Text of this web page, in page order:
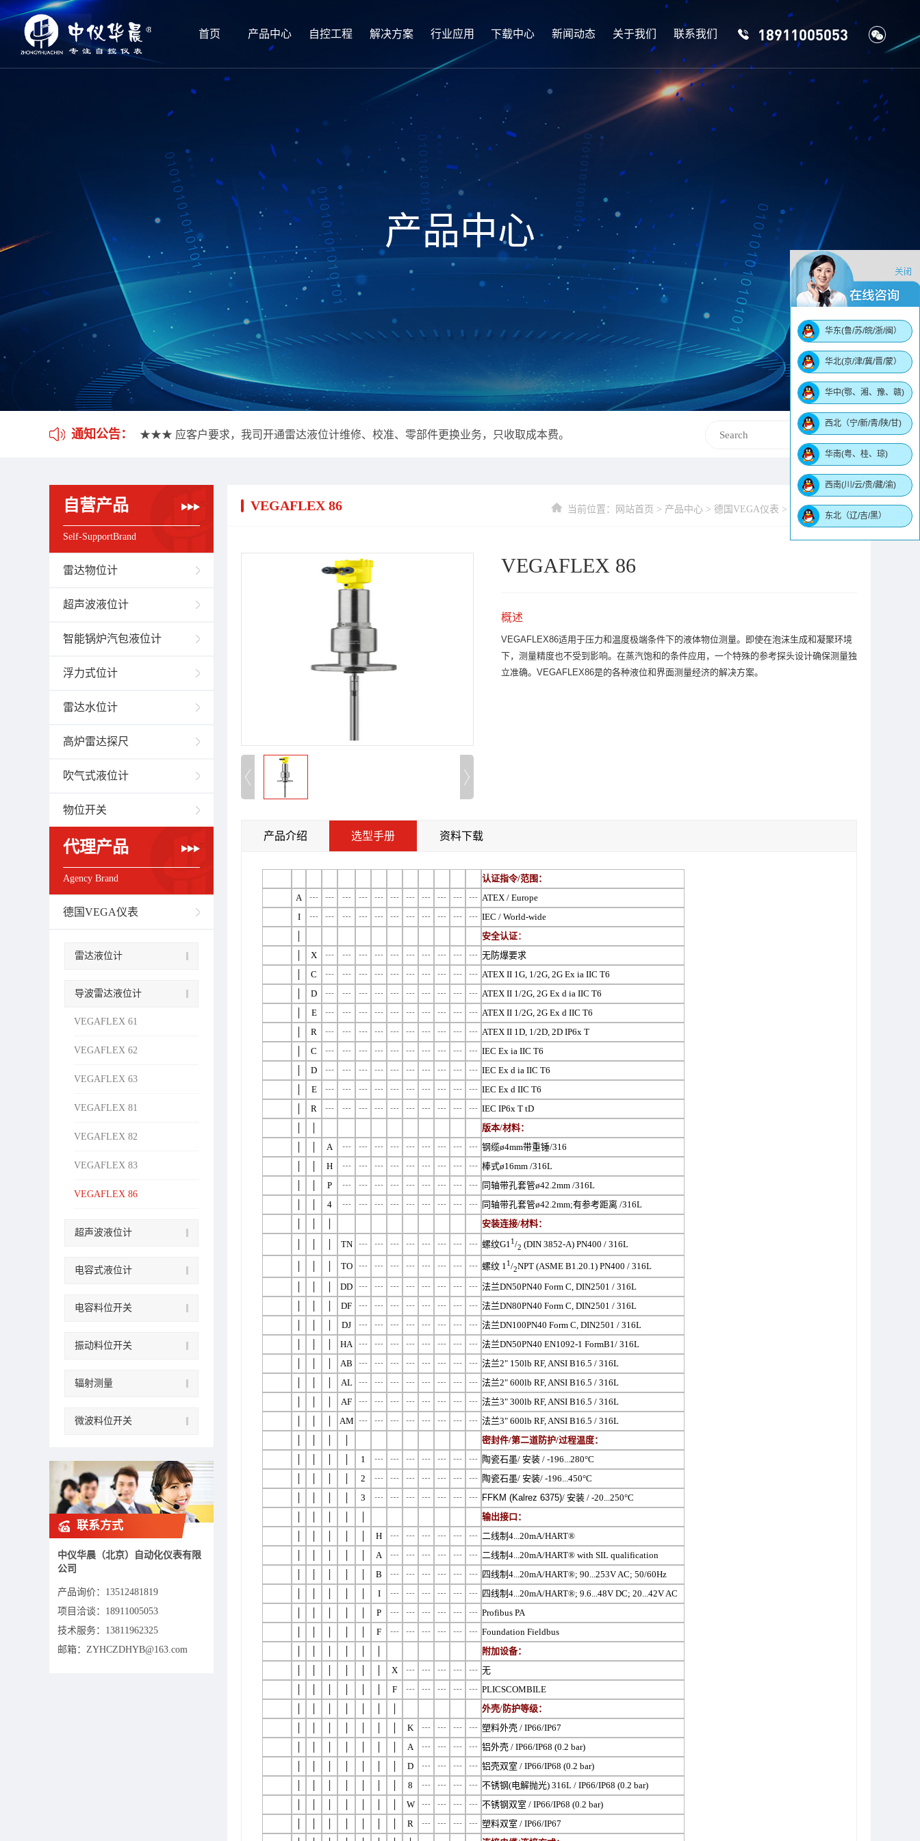
首页 产品中心 自控工程 解决方案 行业应用 下载中心 新闻动态 关于我们 联系我们 18911005053
产品中心
通知公告：
★★★ 我司不做口头报价，所有报价需盖公司合同章方有效。
★★★ 应客户要求，我司开通雷达液位计维修、校准、零部件更换业务，只收取成本费。
★★★ 应客户要求，我司开通雷达液位计维修、校准、零部件更换业务，只收取成本费。
自营产品
Self-SupportBrand
雷达物位计
超声波液位计
智能锅炉汽包液位计
浮力式位计
雷达水位计
高炉雷达探尺
吹气式液位计
物位开关
代理产品
Agency Brand
德国VEGA仪表
雷达液位计
导波雷达液位计
VEGAFLEX 61
VEGAFLEX 62
VEGAFLEX 63
VEGAFLEX 81
VEGAFLEX 82
VEGAFLEX 83
VEGAFLEX 86
超声波液位计
电容式液位计
电容料位开关
振动料位开关
辐射测量
微波料位开关
联系方式
中仪华晨（北京）自动化仪表有限
公司
产品询价： 13512481819
项目洽谈： 18911005053
技术服务：13811962325
邮箱：ZYHCZDHYB@163.com
VEGAFLEX 86 当前位置：网站首页 > 产品中心 > 德国VEGA仪表 > 导波雷达液位计
VEGAFLEX 86
概述
VEGAFLEX86适用于压力和温度极端条件下的液体物位测量。即使在泡沫生成和凝聚环境
下，测量精度也不受到影响。在蒸汽饱和的条件应用，一个特殊的参考探头设计确保测量独
立准确。VEGAFLEX86是的各种液位和界面测量经济的解决方案。
产品介绍 选型手册 资料下载
认证指令/范围：
A
┄ ┄ ┄ ┄ ┄ ┄ ┄ ┄ ┄ ┄ ┄ ATEX / Europe
I
┄ ┄ ┄ ┄ ┄ ┄ ┄ ┄ ┄ ┄ ┄ IEC / World-wide
安全认证：
X ┄ ┄ ┄ ┄ ┄ ┄ ┄ ┄ ┄ ┄ 无防爆要求
C ┄ ┄ ┄ ┄ ┄ ┄ ┄ ┄ ┄ ┄ ATEX II 1G, 1/2G, 2G Ex ia IIC T6
D ┄ ┄ ┄ ┄ ┄ ┄ ┄ ┄ ┄ ┄ ATEX II 1/2G, 2G Ex d ia IIC T6
E ┄ ┄ ┄ ┄ ┄ ┄ ┄ ┄ ┄ ┄ ATEX II 1/2G, 2G Ex d IIC T6
R ┄ ┄ ┄ ┄ ┄ ┄ ┄ ┄ ┄ ┄ ATEX II 1D, 1/2D, 2D IP6x T
C ┄ ┄ ┄ ┄ ┄ ┄ ┄ ┄ ┄ ┄ IEC Ex ia IIC T6
D ┄ ┄ ┄ ┄ ┄ ┄ ┄ ┄ ┄ ┄ IEC Ex d ia IIC T6
E ┄ ┄ ┄ ┄ ┄ ┄ ┄ ┄ ┄ ┄ IEC Ex d IIC T6
R ┄ ┄ ┄ ┄ ┄ ┄ ┄ ┄ ┄ ┄ IEC IP6x T tD
版本/材料：
A ┄ ┄ ┄ ┄ ┄ ┄ ┄ ┄ ┄ 钢缆ø4mm带重锤/316
H ┄ ┄ ┄ ┄ ┄ ┄ ┄ ┄ ┄ 棒式ø16mm /316L
P ┄ ┄ ┄ ┄ ┄ ┄ ┄ ┄ ┄ 同轴带孔套管ø42.2mm /316L
4 ┄ ┄ ┄ ┄ ┄ ┄ ┄ ┄ ┄ 同轴带孔套管ø42.2mm;有参考距离 /316L
安装连接/材料：
TN ┄ ┄ ┄ ┄ ┄ ┄ ┄ ┄ 螺纹G11/2 (DIN 3852-A) PN400 / 316L
TO ┄ ┄ ┄ ┄ ┄ ┄ ┄ ┄ 螺纹 11/2NPT (ASME B1.20.1) PN400 / 316L
DD ┄ ┄ ┄ ┄ ┄ ┄ ┄ ┄ 法兰DN50PN40 Form C, DIN2501 / 316L
DF ┄ ┄ ┄ ┄ ┄ ┄ ┄ ┄ 法兰DN80PN40 Form C, DIN2501 / 316L
DJ ┄ ┄ ┄ ┄ ┄ ┄ ┄ ┄ 法兰DN100PN40 Form C, DIN2501 / 316L
HA ┄ ┄ ┄ ┄ ┄ ┄ ┄ ┄ 法兰DN50PN40 EN1092-1 FormB1/ 316L
AB ┄ ┄ ┄ ┄ ┄ ┄ ┄ ┄ 法兰2" 150lb RF, ANSI B16.5 / 316L
AL ┄ ┄ ┄ ┄ ┄ ┄ ┄ ┄ 法兰2" 600lb RF, ANSI B16.5 / 316L
AF ┄ ┄ ┄ ┄ ┄ ┄ ┄ ┄ 法兰3" 300lb RF, ANSI B16.5 / 316L
AM ┄ ┄ ┄ ┄ ┄ ┄ ┄ ┄ 法兰3" 600lb RF, ANSI B16.5 / 316L
密封件/第二道防护/过程温度：
1 ┄ ┄ ┄ ┄ ┄ ┄ ┄ 陶瓷石墨/ 安装 / -196...280°C
2 ┄ ┄ ┄ ┄ ┄ ┄ ┄ 陶瓷石墨/ 安装/ -196...450°C
3 ┄ ┄ ┄ ┄ ┄ ┄ ┄ FFKM (Kalrez 6375)/ 安装 / -20...250°C
输出接口：
H ┄ ┄ ┄ ┄ ┄ ┄ 二线制4...20mA/HART®
A ┄ ┄ ┄ ┄ ┄ ┄ 二线制4...20mA/HART® with SIL qualification
B ┄ ┄ ┄ ┄ ┄ ┄ 四线制4...20mA/HART®; 90...253V AC; 50/60Hz
I ┄ ┄ ┄ ┄ ┄ ┄ 四线制4...20mA/HART®; 9.6...48V DC; 20...42V AC
P ┄ ┄ ┄ ┄ ┄ ┄ Profibus PA
F ┄ ┄ ┄ ┄ ┄ ┄ Foundation Fieldbus
附加设备：
X ┄ ┄ ┄ ┄ ┄ 无
F ┄ ┄ ┄ ┄ ┄ PLICSCOMBILE
外壳/防护等级：
K ┄ ┄ ┄ ┄ 塑料外壳 / IP66/IP67
A ┄ ┄ ┄ ┄ 铝外壳 / IP66/IP68 (0.2 bar)
D ┄ ┄ ┄ ┄ 铝壳双室 / IP66/IP68 (0.2 bar)
8 ┄ ┄ ┄ ┄ 不锈钢(电解抛光) 316L / IP66/IP68 (0.2 bar)
W ┄ ┄ ┄ ┄ 不锈钢双室 / IP66/IP68 (0.2 bar)
R ┄ ┄ ┄ ┄ 塑料双室 / IP66/IP67
华东(鲁/苏/皖/浙/闽）
华北(京/津/冀/晋/蒙）
华中(鄂、湘、豫、赣)
西北（宁/新/青/陕/甘)
华南(粤、桂、琼)
西南(川/云/贵/藏/渝)
东北（辽/吉/黑）